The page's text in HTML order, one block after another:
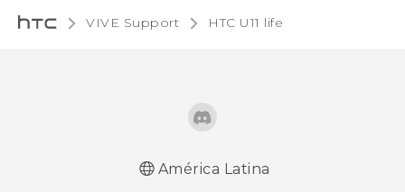
VIVE Support HTC U11 life‎
América Latina